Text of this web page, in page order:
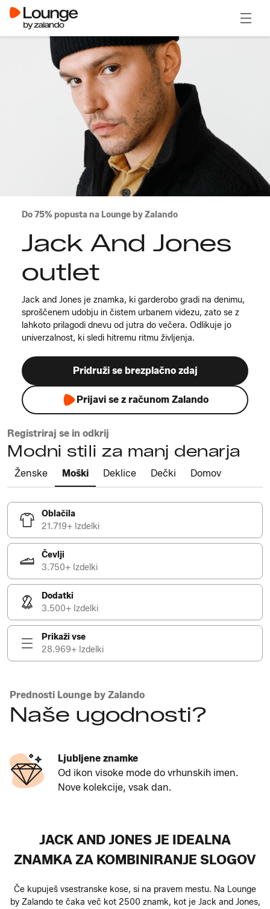
Do 75% popusta na Lounge by Zalando
Jack And Jones
outlet
Jack and Jones je znamka, ki garderobo gradi na denimu,
sproščenem udobju in čistem urbanem videzu, zato se z
lahkoto prilagodi dnevu od jutra do večera. Odlikuje jo
univerzalnost, ki sledi hitremu ritmu življenja.
Pridruži se brezplačno zdaj
Prijavi se z računom Zalando
Registriraj se in odkrij
Modni stili za manj denarja
Ženske Moški Deklice Dečki Domov
Oblačila
21.719+ Izdelki
Čevlji
3.750+ Izdelki
Dodatki
3.500+ Izdelki
Prikaži vse
28.969+ Izdelki
Prednosti Lounge by Zalando
Naše ugodnosti?
Ljubljene znamke
Od ikon visoke mode do vrhunskih imen.
Nove kolekcije, vsak dan.
JACK AND JONES JE IDEALNA
ZNAMKA ZA KOMBINIRANJE SLOGOV
Če kupuješ vsestranske kose, si na pravem mestu. Na Lounge
by Zalando te čaka več kot 2500 znamk, kot je Jack and Jones,